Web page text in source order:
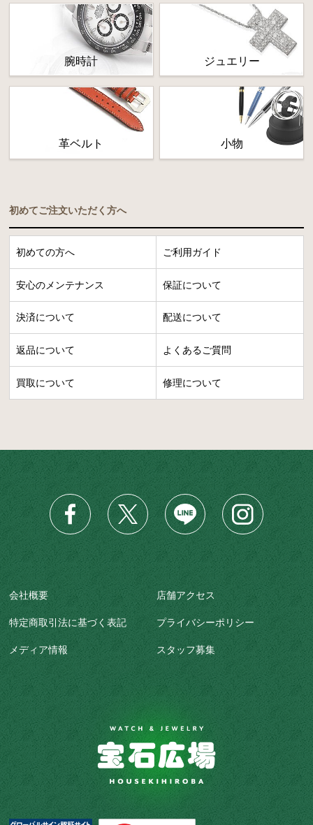
腕時計 ジュエリー
革ベルト 小物
初めてご注文いただく方へ
初めての方へ ご利用ガイド
安心のメンテナンス 保証について
決済について 配送について
返品について よくあるご質問
買取について 修理について
会社概要 店舗アクセス
特定商取引法に基づく表記 プライバシーポリシー
メディア情報 スタッフ募集